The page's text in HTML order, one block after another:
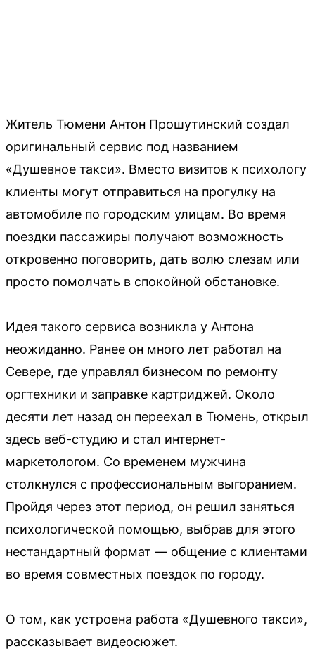
Житель Тюмени Антон Прошутинский создал
оригинальный сервис под названием
«Душевное такси». Вместо визитов к психологу
клиенты могут отправиться на прогулку на
автомобиле по городским улицам. Во время
поездки пассажиры получают возможность
откровенно поговорить, дать волю слезам или
просто помолчать в спокойной обстановке.
Идея такого сервиса возникла у Антона
неожиданно. Ранее он много лет работал на
Севере, где управлял бизнесом по ремонту
оргтехники и заправке картриджей. Около
десяти лет назад он переехал в Тюмень, открыл
здесь веб-студию и стал интернет-
маркетологом. Со временем мужчина
столкнулся с профессиональным выгоранием.
Пройдя через этот период, он решил заняться
психологической помощью, выбрав для этого
нестандартный формат — общение с клиентами
во время совместных поездок по городу.
О том, как устроена работа «Душевного такси»,
рассказывает видеосюжет.